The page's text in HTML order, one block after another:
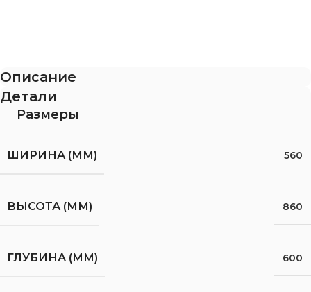
Описание
Детали
Размеры
ШИРИНА (ММ) 560
ВЫСОТА (ММ) 860
ГЛУБИНА (ММ) 600